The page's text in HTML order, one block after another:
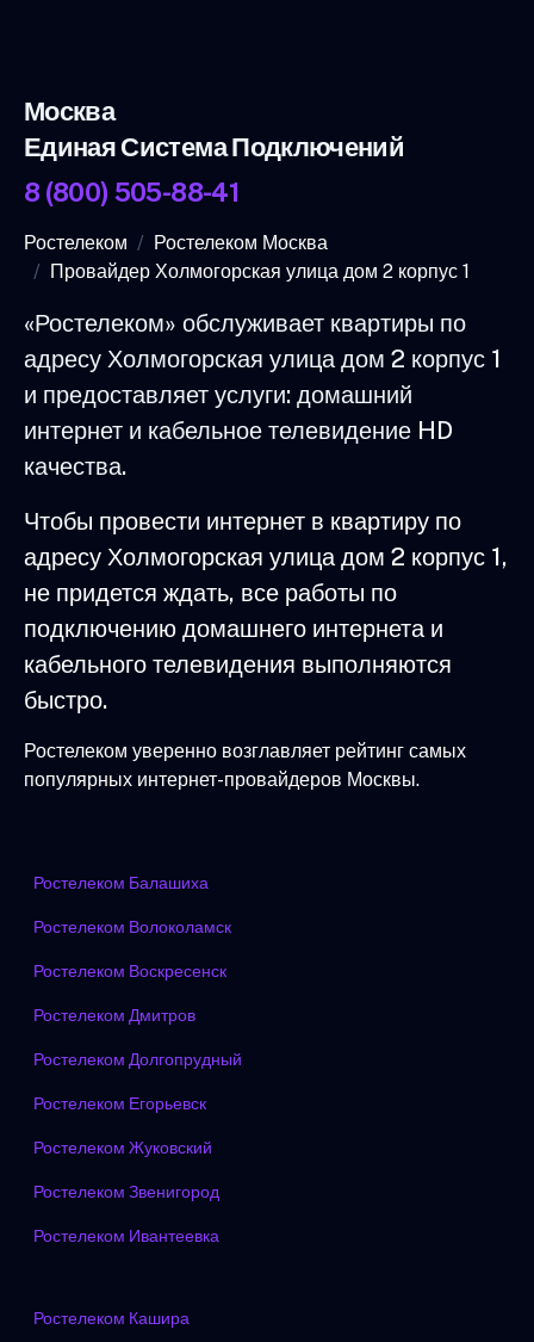
Москва
Единая Система Подключений
8 (800) 505-88-41
Ростелеком
Ростелеком Москва
Провайдер Холмогорская улица дом 2 корпус 1
«Ростелеком» обслуживает квартиры по
адресу Холмогорская улица дом 2 корпус 1
и предоставляет услуги: домашний
интернет и кабельное телевидение HD
качества.
Чтобы провести интернет в квартиру по
адресу Холмогорская улица дом 2 корпус 1,
не придется ждать, все работы по
подключению домашнего интернета и
кабельного телевидения выполняются
быстро.
Ростелеком уверенно возглавляет рейтинг самых
популярных интернет-провайдеров Москвы.
Ростелеком Балашиха
Ростелеком Волоколамск
Ростелеком Воскресенск
Ростелеком Дмитров
Ростелеком Долгопрудный
Ростелеком Егорьевск
Ростелеком Жуковский
Ростелеком Звенигород
Ростелеком Ивантеевка
Ростелеком Кашира